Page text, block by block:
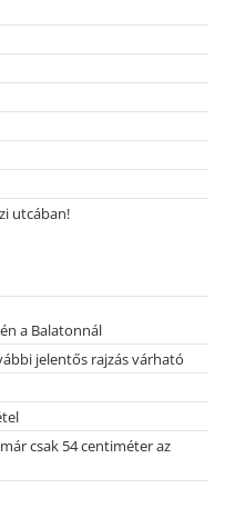
utcában!
a Balatonnál
jelentős rajzás várható
csak 54 centiméter az